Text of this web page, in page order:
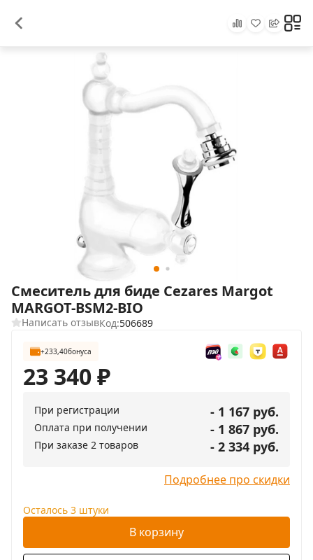
Смеситель для биде Cezares Margot
MARGOT-BSM2-BIO
Написать отзывКод:506689
+233,40бонуса
23 340₽
При регистрации - 1 167 руб.
Оплата при получении - 1 867 руб.
При заказе 2 товаров - 2 334 руб.
Подробнее про скидки
Осталось 3 штуки
В корзину